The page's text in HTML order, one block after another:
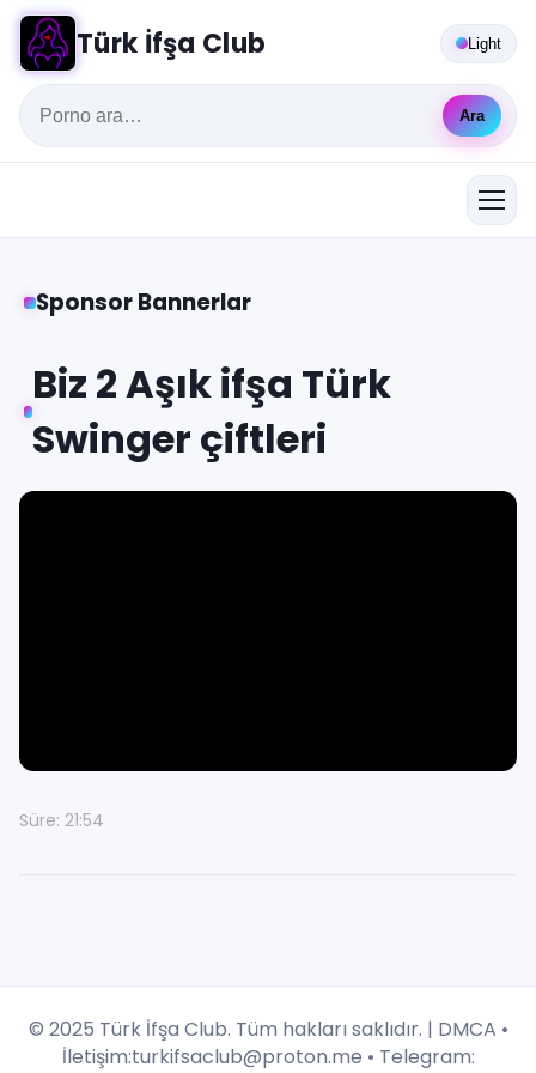
Türk İfşa Club
Ara
Light
Sponsor Bannerlar
Biz 2 Aşık ifşa Türk
Swinger çiftleri
Süre: 21:54
© 2025 Türk İfşa Club. Tüm hakları saklıdır. | DMCA •
İletişim:turkifsaclub@proton.me • Telegram: